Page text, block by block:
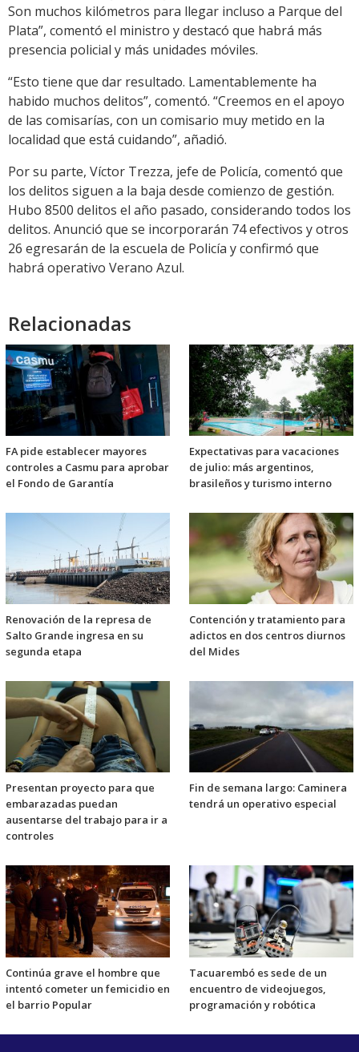
Son muchos kilómetros para llegar incluso a Parque del
Plata”, comentó el ministro y destacó que habrá más
presencia policial y más unidades móviles.
“Esto tiene que dar resultado. Lamentablemente ha
habido muchos delitos”, comentó. “Creemos en el apoyo
de las comisarías, con un comisario muy metido en la
localidad que está cuidando”, añadió.
Por su parte, Víctor Trezza, jefe de Policía, comentó que
los delitos siguen a la baja desde comienzo de gestión.
Hubo 8500 delitos el año pasado, considerando todos los
delitos. Anunció que se incorporarán 74 efectivos y otros
26 egresarán de la escuela de Policía y confirmó que
habrá operativo Verano Azul.
Relacionadas
FA pide establecer mayores
controles a Casmu para aprobar
el Fondo de Garantía
Expectativas para vacaciones
de julio: más argentinos,
brasileños y turismo interno
Renovación de la represa de
Salto Grande ingresa en su
segunda etapa
Contención y tratamiento para
adictos en dos centros diurnos
del Mides
Presentan proyecto para que
embarazadas puedan
ausentarse del trabajo para ir a
controles
Fin de semana largo: Caminera
tendrá un operativo especial
Continúa grave el hombre que
intentó cometer un femicidio en
el barrio Popular
Tacuarembó es sede de un
encuentro de videojuegos,
programación y robótica